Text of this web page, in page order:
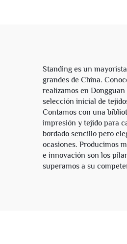
Gráfico
Standing es un
grandes de China.
realizamos en
selección inicial de
Contamos con una
impresión y tejido para
bordado sencillo pero
ocasiones. Producimos
e innovación son los
superamos a su